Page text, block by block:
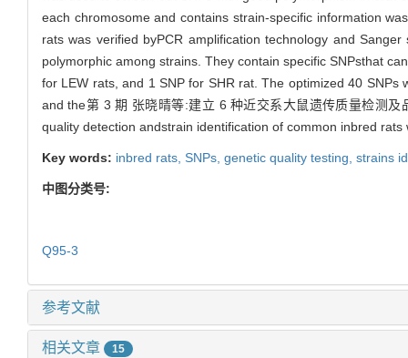
each chromosome and contains strain-specific information
rats was verified byPCR amplification technology and
polymorphic among strains. They contain specific SNPsthat
for LEW rats, and 1 SNP for SHR rat. The optimized 40
and the第 3 期 张晓晴等:建立 6 种近交系大鼠遗传质量检测
quality detection andstrain identification of common inbred rats
Key words: inbred rats, SNPs, genetic quality testing, strains
中图分类号:
Q95-3
参考文献
相关文章 15